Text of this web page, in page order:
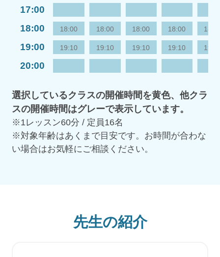
17:00
18:00
18:00 18:00 18:00 18:00
19:00 19:10 19:10 19:10 19:10
20:00
選択しているクラスの開催時間を黄色、他クラ
スの開催時間はグレーで表示しています。
※1レッスン60分 / 定員16名
※対象年齢はあくまで目安です。お時間が合わな
い場合はお気軽にご相談ください。
先生の紹介